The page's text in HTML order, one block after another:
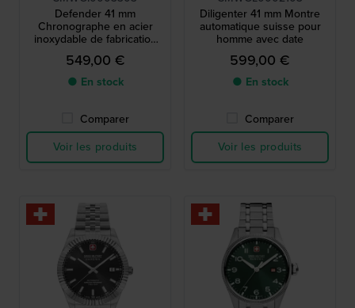
Defender 41 mm
Chronographe en acier
inoxydable de fabrication
suisse avec date
549,00 €
● En stock
Comparer
Voir les produits
Diligenter 41 mm Montre
automatique suisse pour
homme avec date
599,00 €
● En stock
Comparer
Voir les produits